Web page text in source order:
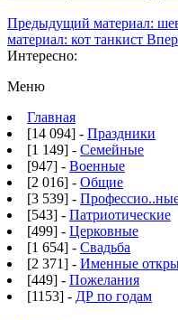
Предыдущий материал:
материал: кот танкист
Интересно:
Меню
Главная
[14 094] - Праздники
[1 149] - Семейные
[947] - Военные
[2 016] - Общие
[3 539] -
[543] - Патриотические
[499] - Церковные
[1 654] - Свадьба
[2 371] - Именные
[449] - Пожелания
[1153] - ДР по годам